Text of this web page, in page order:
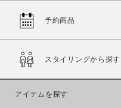
商品タイプ
予約商品
スタイリングから探す
アイテムを探す